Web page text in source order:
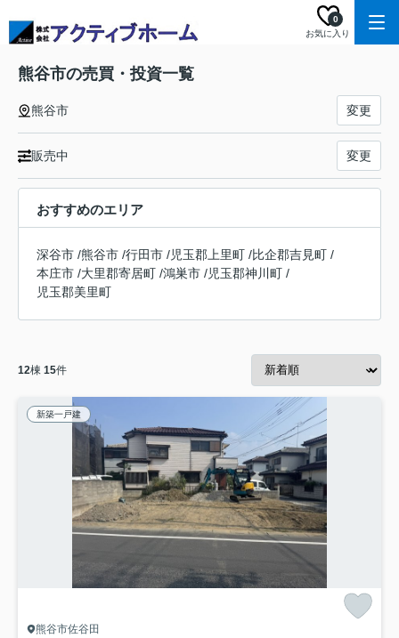
お気に入り
0
熊谷市の売買・投資一覧
熊谷市 変更
販売中 変更
おすすめのエリア
深谷市 /熊谷市 /行田市 /児玉郡上里町 /比企郡吉見町 /
本庄市 /大里郡寄居町 /鴻巣市 /児玉郡神川町 /
児玉郡美里町
12棟 15件
新築一戸建
熊谷市佐谷田